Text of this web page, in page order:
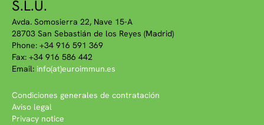
S.L.U.
Avda. Somosierra 22, Nave 15-A
28703 San Sebastián de los Reyes (Madrid)
Phone: +34 916 591 369
Fax: +34 916 586 442
Email: info(at)euroimmun.es
Condiciones generales de contratación
Aviso legal
Privacy notice